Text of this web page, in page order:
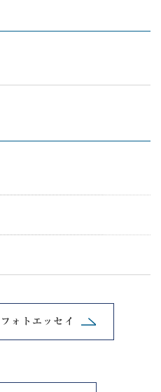
フォトエッセイ